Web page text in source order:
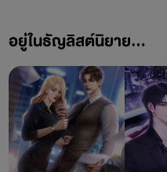
นิยายที่แต่งขึ้นเกิดจา
🚫ห้ามคัดลอกหรือดัดแปลงนิยายโดยไม่ได้รั
1 Follow & Like &
อยู่ในธัญลิสต์นิยาย...